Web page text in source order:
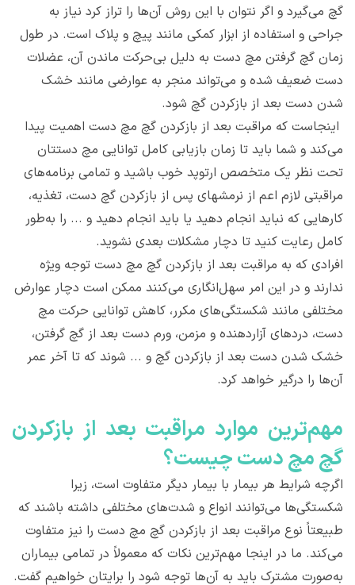
گچ می‌گیرد و اگر نتوان با این روش آن‌ها را تراز کرد نیاز به
جراحی و استفاده از ابزار کمکی مانند پیچ و پلاک است. در طول
زمان گچ گرفتن مچ دست به دلیل بی‌حرکت ماندن آن، عضلات
دست ضعیف شده و می‌تواند منجر به عوارضی مانند خشک
شدن دست بعد از بازکردن گچ شود.
اینجاست که مراقبت بعد از بازکردن گچ مچ دست اهمیت پیدا
می‌کند و شما باید تا زمان بازیابی کامل توانایی مچ دستتان
تحت نظر یک متخصص ارتوپد خوب باشید و تمامی برنامه‌های
مراقبتی لازم اعم از نرمشهای پس از بازکردن گچ دست، تغذیه،
کارهایی که نباید انجام دهید یا باید انجام دهید و ... را به‌طور
کامل رعایت کنید تا دچار مشکلات بعدی نشوید.
افرادی که به مراقبت بعد از بازکردن گچ مچ دست توجه ویژه
ندارند و در این امر سهل‌انگاری می‌کنند ممکن است دچار عوارض
مختلفی مانند شکستگی‌های مکرر، کاهش توانایی حرکت مچ
دست، دردهای آزاردهنده و مزمن، ورم دست بعد از گچ گرفتن،
خشک شدن دست بعد از بازکردن گچ و ... شوند که تا آخر عمر
آن‌ها را درگیر خواهد کرد.
مهم‌ترين موارد مراقبت بعد از بازکردن
گچ مچ دست چيست؟
اگرچه شرایط هر بیمار با بیمار دیگر متفاوت است، زیرا
شکستگی‌ها می‌توانند انواع و شدت‌های مختلفی داشته باشند که
طبیعتاً نوع مراقبت بعد از بازکردن گچ مچ دست را نیز متفاوت
می‌کند. ما در اینجا مهم‌ترین نکات که معمولاً در تمامی بیماران
به‌صورت مشترک باید به آن‌ها توجه شود را برایتان خواهیم گفت.